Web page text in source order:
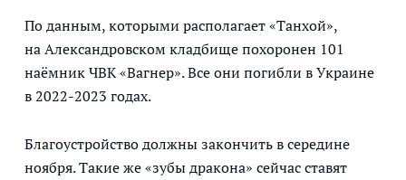
По данным, которыми располагает «Танхой»,
на Александровском кладбище похоронен 101
наёмник ЧВК «Вагнер». Все они погибли в Украине
в 2022-2023 годах.
Благоустройство должны закончить в середине
ноября. Такие же «зубы дракона» сейчас ставят